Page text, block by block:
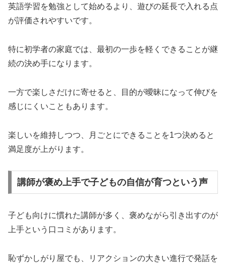
英語学習を勉強として始めるより、遊びの延長で入れる点
が評価されやすいです。
特に初学者の家庭では、最初の一歩を軽くできることが継
続の決め手になります。
一方で楽しさだけに寄せると、目的が曖昧になって伸びを
感じにくいこともあります。
楽しいを維持しつつ、月ごとにできることを1つ決めると
満足度が上がります。
講師が褒め上手で子どもの自信が育つという声
子ども向けに慣れた講師が多く、褒めながら引き出すのが
上手という口コミがあります。
恥ずかしがり屋でも、リアクションの大きい進行で発話を